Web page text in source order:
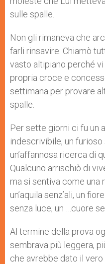
sulle spalle.
Non gli rimaneva che
farli rinsavire. Chiamò
vasto altipiano perché
propria croce e
settimana per provare
spalle.
Per sette giorni ci fu un
indescrivibile, un
un’affannosa ricerca di
Qualcuno arrischiò di
ma si sentiva come una
un’aquila senz’ali, un
senza luce; un …cuore
Al termine della prova
sembrava più leggera,
che avrebbe dato il vero